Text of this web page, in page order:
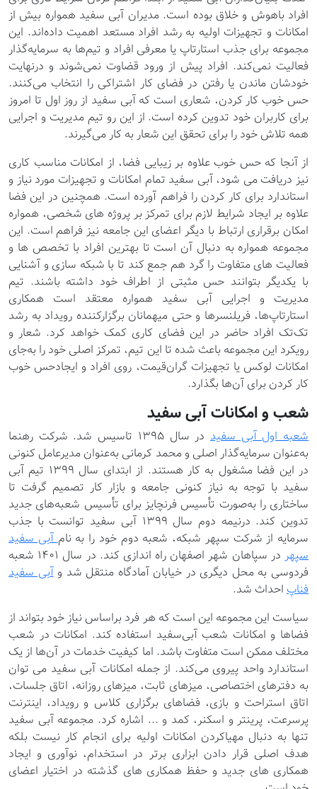
افراد باهوش و خلاق بوده است. مدیران آبی سفید همواره بیش از
امکانات و تجهیزات اولیه به رشد افراد مستعد اهمیت داده‌اند. این
مجموعه برای جذب استارتاپ یا معرفی افراد و تیم‌ها به سرمایه‌گذار
فعالیت نمی‌کند. افراد پیش از ورود قضاوت نمی‌شوند و درنهایت
خودشان ماندن یا رفتن در فضای کار اشتراکی را انتخاب می‌کنند.
حس خوب کار کردن، شعاری است که آبی سفید از روز اول تا امروز
برای کاربران خود تدوین کرده است. از این رو تیم مدیریت و اجرایی
همه تلاش خود را برای تحقق این شعار به کار می‌گیرند.
از آنجا که حس خوب علاوه بر زیبایی فضا، از امکانات مناسب کاری
نیز دریافت می شود، آبی سفید تمام امکانات و تجهیزات مورد نیاز و
استاندارد برای کار کردن را فراهم آورده است. همچنین در این فضا
علاوه بر ایجاد شرایط لازم برای تمرکز بر پروژه های شخصی، همواره
امکان برقراری ارتباط با دیگر اعضای این جامعه نیز فراهم است. این
مجموعه همواره به دنبال آن است تا بهترین افراد با تخصص ها و
فعالیت های متفاوت را گرد هم جمع کند تا با شبکه سازی و آشنایی
با یکدیگر بتوانند حس مثبتی از اطراف خود داشته باشند. تیم
مدیریت و اجرایی آبی سفید همواره معتقد است همکاری
استارتاپ‌ها، فریلنسرها و حتی میهمانان برگزارکننده رویداد به رشد
تک‌تک افراد حاضر در این فضای کاری کمک خواهد کرد. شعار و
رویکرد این مجموعه باعث شده تا این تیم، تمرکز اصلی خود را به‌جای
امکانات لوکس یا تجهیزات گران‌قیمت، روی افراد و ایجادحس خوب
کار کردن برای آن‌ها بگذارد.
شعب و امکانات آبی سفید
شعبه اول آبی سفید
در سال ۱۳۹۵ تاسیس شد. شرکت رهنما
به‌عنوان سرمایه‌گذار اصلی و محمد کرمانی به‌عنوان مدیرعامل کنونی
در این فضا مشغول به کار هستند. از ابتدای سال 1399 تیم آبی
سفید با توجه به نیاز کنونی جامعه و بازار کار تصمیم گرفت تا
ساختاری را به‌صورت تأسیس فرنچایز برای تأسیس شعبه‌های جدید
تدوین کند. درنیمه دوم سال 1399 آبی سفید توانست با جذب
سرمایه از شرکت سپهر شبکه، شعبه دوم خود را به نامآبی سفید
سپهر
در سپاهان شهر اصفهان راه اندازی کند. در سال 1401 شعبه
فردوسی به محل دیگری در خیابان آمادگاه منتقل شد وآبی سفید
فناپاحداث شد.
سیاست این مجموعه این است که هر فرد براساس نیاز خود بتواند از
فضاها و امکانات شعب آبی‌سفید استفاده کند. امکانات در شعب
مختلف ممکن است متفاوت باشد. اما کیفیت خدمات در آن‌ها از یک
استاندارد واحد پیروی می‌کند. از جمله امکانات آبی سفید می توان
به دفترهای اختصاصی، میزهای ثابت، میزهای روزانه، اتاق جلسات،
اتاق استراحت‌ و بازی، فضاهای برگزاری کلاس و رویداد، اینترنت
پرسرعت، پرینتر و اسکنر، کمد و ... اشاره کرد. مجموعه آبی سفید
تنها به دنبال مهیاکردن امکانات اولیه برای انجام کار نیست بلکه
هدف اصلی قرار دادن ابزاری برتر در استخدام، نوآوری و ایجاد
همکاری های جدید و حفظ همکاری های گذشته در اختیار اعضای